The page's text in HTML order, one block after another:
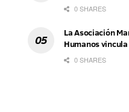
0 SHARES
La Asociación
Humanos
0 SHARES